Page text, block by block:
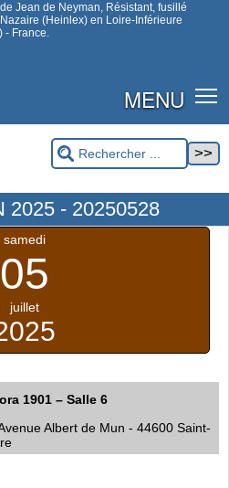
Jean de Neyman, Résistant, fusillé
(Heinlex) en Loire-Inférieure
- France.
MENU
2025 - 20250528
samedi
05
juillet
1901 – Salle 6
Albert de Mun - 44600 Saint-